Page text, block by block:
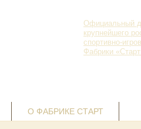
Официальный
крупнейшего
спортивно-
Фабрики
О ФАБРИКЕ СТАРТ